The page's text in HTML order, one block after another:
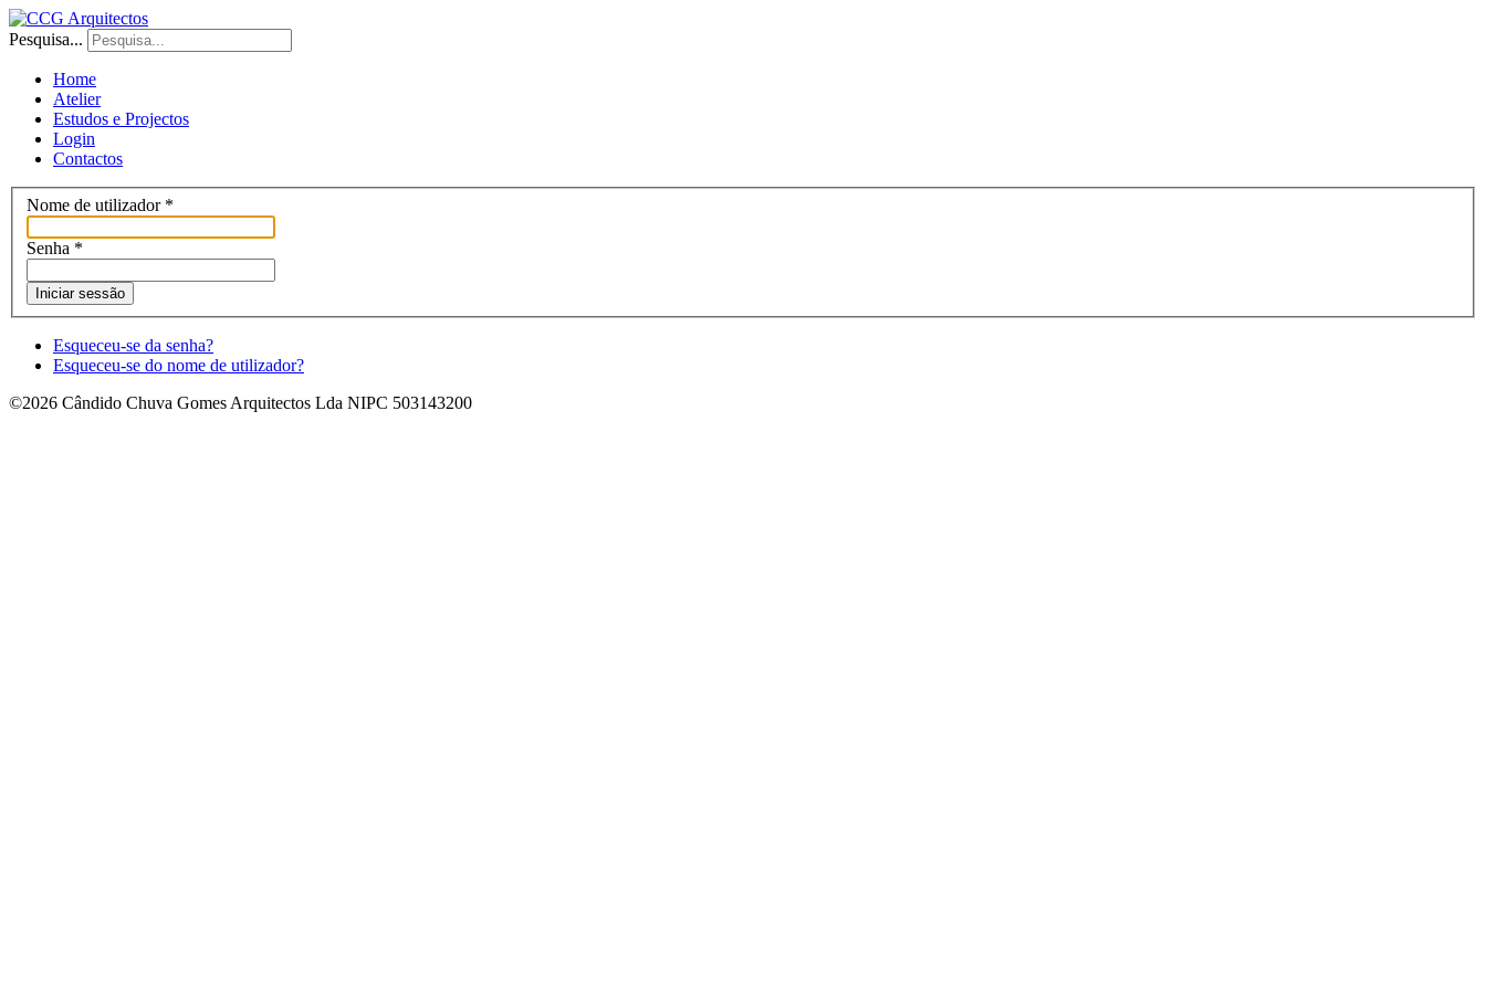
Pesquisa...
Home
Atelier
Estudos e Projectos
Login
Contactos
Nome de utilizador*
Senha *
Iniciar sessão
Esqueceu-se da senha?
Esqueceu-se do nome de utilizador?
©2026 Cândido Chuva Gomes Arquitectos Lda NIPC 503143200